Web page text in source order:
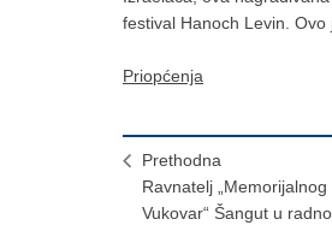
festival Hanoch Levin.
Priopćenja
Prethodna
Ravnatelj
Vukovar“ Šangut u